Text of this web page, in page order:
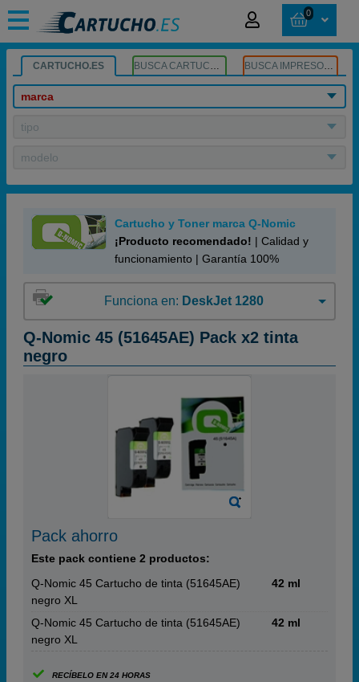
0
CARTUCHO.ES BUSCA CARTUCHOS BUSCA IMPRESORA
marca
tipo
modelo
Cartucho y Toner marca Q-Nomic
¡Producto recomendado! | Calidad y
funcionamiento | Garantía 100%
Funciona en: DeskJet 1280
Q-Nomic 45 (51645AE) Pack x2 tinta
negro
Pack ahorro
Este pack contiene 2 productos:
Q-Nomic 45 Cartucho de tinta (51645AE)
negro XL
42 ml
Q-Nomic 45 Cartucho de tinta (51645AE)
negro XL
42 ml
RECÍBELO EN 24 HORAS